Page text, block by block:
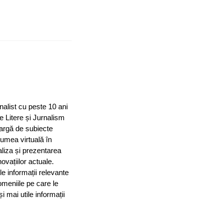
cu peste 10 ani
Litere și Jurnalism
de subiecte
virtuală în
și prezentarea
actuale.
informații relevante
pe care le
mai utile informații